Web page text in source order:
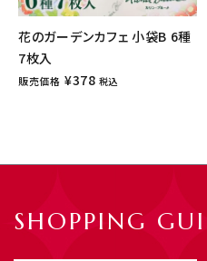
花のガーデンカフェ 小袋B 6種
7枚入
販売価格 ¥378 税込
SHOPPING